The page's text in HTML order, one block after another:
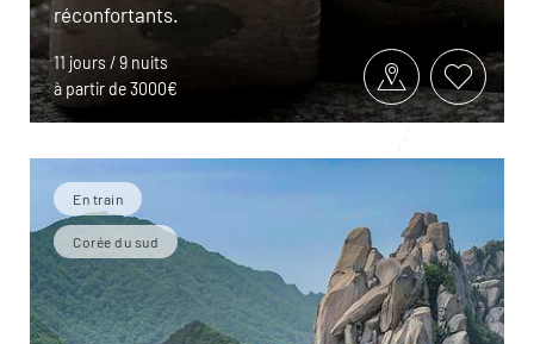
réconfortants.
11 jours / 9 nuits
à partir de 3000€
En train
Corée du sud